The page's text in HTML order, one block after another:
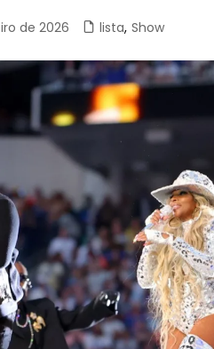
de 2026 lista, Show